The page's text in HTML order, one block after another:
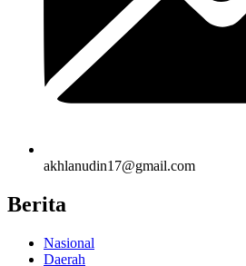
akhlanudin17@gmail.com
Berita
Nasional
Daerah